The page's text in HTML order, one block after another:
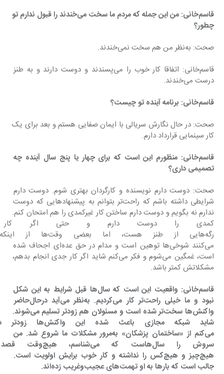
قاسم‌خانی: من این جمله که مردم ما سخت می‌خندند را قبول ندارم تو
چطور؟
صحت: به‌نظر من هم سخت نمی‌خندند.
قاسم‌خانی: اتفاقا کار خوب را می‌پسندند و دوست دارند و به طنز
درست می‌خندند.
قاسم‌خانی: برنامه آینده تو چیست؟
صحت: در حال نگارش سریالی با ایمان صفایی هستم و بعد برای یک
کار سینمایی قرارداد دارم.
قاسم‌خانی: منظورم این است که برای چهار یا پنج سال آینده چه
تصمیمی داری؟
صحت: دوست دارم نویسنده و کارگردان بهتری شوم. دوست دارم
شرایطی داشته باشم که راحت‌تر بتوانم به پیشنهادهایی که دوست
ندارم نه بگویم و دوست دارم ساختن کار غیرکمدی را هم امتحان کنم.
کمدی را دوست دارم و حتی اگر
رگه‌هایی از طنز هست،
می‌کنند شوخی‌ها توهین است و مدام در حق عده‌ای اجحاف شده
است، غمگین می‌شوم و فکر می‌کنم شاید اگر کار جدی انجام بدهم،
مشکلاتش کمتر باشد.
قاسم‌خانی: واقعیت این است که سال‌ها قبل شرایط به این شکل
نبود و ما خیلی راحت‌تر کار می‌کردیم. به‌نظر می‌آید درحال‌حاضر
واکنش‌ها سخت‌تر شده است و مسئولان هم زودتر تسلیم می‌شوند.
شاید شبکه مجازی باعث
می‌کنم از «ساختمان پزشکان» به‌مرور مشکلات ما شروع شد. من
سروش را سال‌هاست که
هیچ‌چیز و هیچ‌کس را نداشته و کار خوب برایش اولویت است.
جالب است که بارها به او تهمت‌های عجیب‌و‌غریب زده‌اند.